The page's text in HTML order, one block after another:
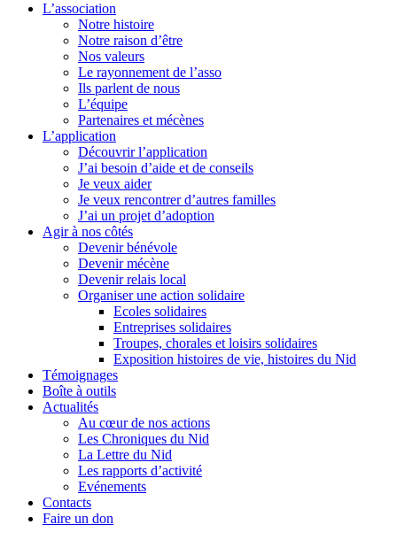
L’association
Notre histoire
Notre raison d’être
Nos valeurs
Le rayonnement de l’asso
Ils parlent de nous
L’équipe
Partenaires et mécènes
L’application
Découvrir l’application
J’ai besoin d’aide et de conseils
Je veux aider
Je veux rencontrer d’autres familles
J’ai un projet d’adoption
Agir à nos côtés
Devenir bénévole
Devenir mécène
Devenir relais local
Organiser une action solidaire
Ecoles solidaires
Entreprises solidaires
Troupes, chorales et loisirs solidaires
Exposition histoires de vie, histoires du Nid
Témoignages
Boîte à outils
Actualités
Au cœur de nos actions
Les Chroniques du Nid
La Lettre du Nid
Les rapports d’activité
Evénements
Contacts
Faire un don